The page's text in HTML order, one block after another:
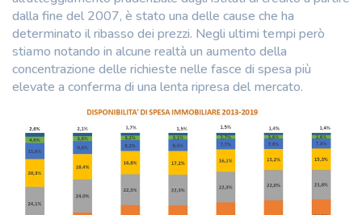
dalla fine del 2007, è stato una delle cause che ha
determinato il ribasso dei prezzi. Negli ultimi tempi però
stiamo notando in alcune realtà un aumento della
concentrazione delle richieste nelle fasce di spesa più
elevate a conferma di una lenta ripresa del mercato.